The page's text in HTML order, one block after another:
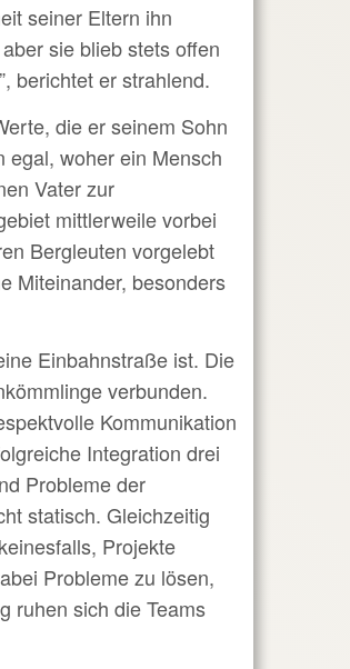
seiner Eltern ihn
sie blieb stets offen
berichtet er strahlend.
die er seinem Sohn
egal, woher ein Mensch
Vater zur
mittlerweile vorbei
Bergleuten vorgelebt
Miteinander, besonders
Einbahnstraße ist. Die
verbunden.
Kommunikation
Integration drei
Probleme der
statisch. Gleichzeitig
Projekte
Probleme zu lösen,
ruhen sich die Teams